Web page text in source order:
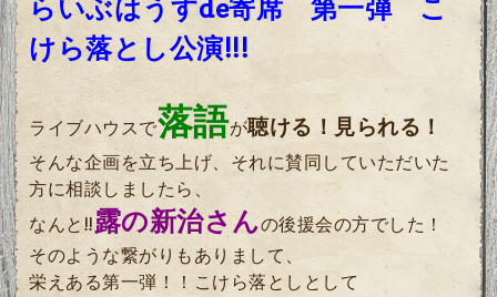
らいぶはうすde寄席 第一弾 こ
けら落とし公演!!!
ライブハウスで落語が聴ける！見られる！
そんな企画を立ち上げ、それに賛同していただいた
方に相談しましたら、
なんと!! 露の新治さんの後援会の方でした！
そのような繋がりもありまして、
栄えある第一弾！！こけら落としとして